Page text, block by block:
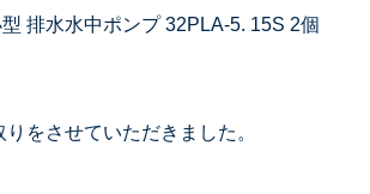
排水水中ポンプ 32PLA-5. 15S 2個
をさせていただきました。